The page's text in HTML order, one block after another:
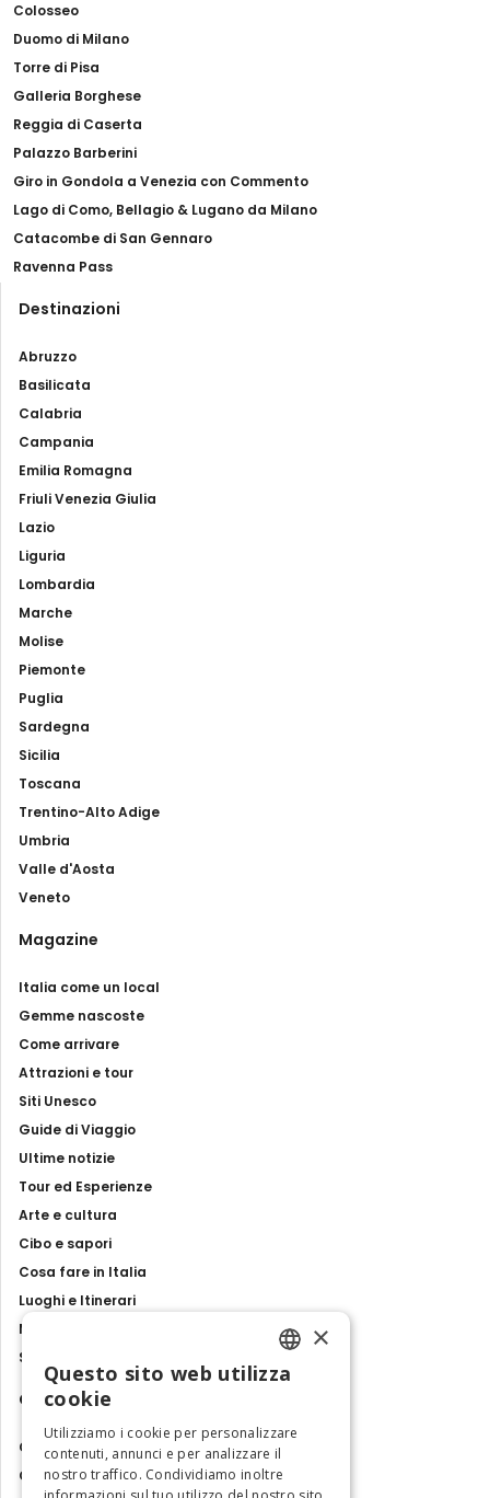
Colosseo
Duomo di Milano
Torre di Pisa
Galleria Borghese
Reggia di Caserta
Palazzo Barberini
Giro in Gondola a Venezia con Commento
Lago di Como, Bellagio & Lugano da Milano
Catacombe di San Gennaro
Ravenna Pass
Destinazioni
Abruzzo
Basilicata
Calabria
Campania
Emilia Romagna
Friuli Venezia Giulia
Lazio
Liguria
Lombardia
Marche
Molise
Piemonte
Puglia
Sardegna
Sicilia
Toscana
Trentino-Alto Adige
Umbria
Valle d'Aosta
Veneto
Magazine
Italia come un local
Gemme nascoste
Come arrivare
Attrazioni e tour
Siti Unesco
Guide di Viaggio
Ultime notizie
Tour ed Esperienze
Arte e cultura
Cibo e sapori
Cosa fare in Italia
Luoghi e Itinerari
Mostre, eventi e spettacoli
Storie e tradizioni
Contatti
Chi siamo
Collabora con noi
ENGLISH
ITALIAN
×
Questo sito web utilizza
cookie
Utilizziamo i cookie per personalizzare
contenuti, annunci e per analizzare il
nostro traffico. Condividiamo inoltre